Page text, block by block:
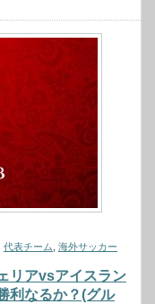
代表チーム 海外サッカー
リアvsアイスラン
利なるか？(グル